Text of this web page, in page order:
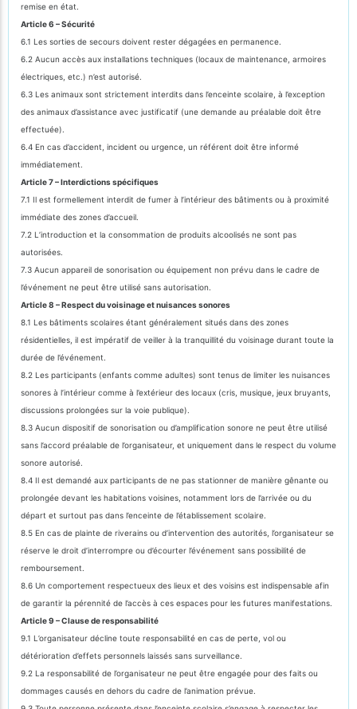
remise en état.
Article 6 – Sécurité
6.1 Les sorties de secours doivent rester dégagées en permanence.
6.2 Aucun accès aux installations techniques (locaux de maintenance, armoires
électriques, etc.) n’est autorisé.
6.3 Les animaux sont strictement interdits dans l’enceinte scolaire, à l’exception
des animaux d’assistance avec justificatif (une demande au préalable doit être
effectuée).
6.4 En cas d’accident, incident ou urgence, un référent doit être informé
immédiatement.
Article 7 – Interdictions spécifiques
7.1 Il est formellement interdit de fumer à l’intérieur des bâtiments ou à proximité
immédiate des zones d’accueil.
7.2 L’introduction et la consommation de produits alcoolisés ne sont pas
autorisées.
7.3 Aucun appareil de sonorisation ou équipement non prévu dans le cadre de
l’événement ne peut être utilisé sans autorisation.
Article 8 – Respect du voisinage et nuisances sonores
8.1 Les bâtiments scolaires étant généralement situés dans des zones
résidentielles, il est impératif de veiller à la tranquillité du voisinage durant toute la
durée de l’événement.
8.2 Les participants (enfants comme adultes) sont tenus de limiter les nuisances
sonores à l’intérieur comme à l’extérieur des locaux (cris, musique, jeux bruyants,
discussions prolongées sur la voie publique).
8.3 Aucun dispositif de sonorisation ou d’amplification sonore ne peut être utilisé
sans l’accord préalable de l’organisateur, et uniquement dans le respect du volume
sonore autorisé.
8.4 Il est demandé aux participants de ne pas stationner de manière gênante ou
prolongée devant les habitations voisines, notamment lors de l’arrivée ou du
départ et surtout pas dans l’enceinte de l’établissement scolaire.
8.5 En cas de plainte de riverains ou d’intervention des autorités, l’organisateur se
réserve le droit d’interrompre ou d’écourter l’événement sans possibilité de
remboursement.
8.6 Un comportement respectueux des lieux et des voisins est indispensable afin
de garantir la pérennité de l’accès à ces espaces pour les futures manifestations.
Article 9 – Clause de responsabilité
9.1 L’organisateur décline toute responsabilité en cas de perte, vol ou
détérioration d’effets personnels laissés sans surveillance.
9.2 La responsabilité de l’organisateur ne peut être engagée pour des faits ou
dommages causés en dehors du cadre de l’animation prévue.